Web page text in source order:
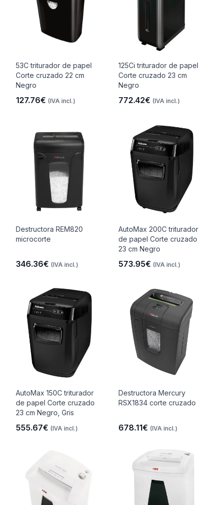
53C triturador de papel
Corte cruzado 22 cm
Negro
127.76€ (IVA incl.)
125Ci triturador de papel
Corte cruzado 23 cm
Negro
772.42€ (IVA incl.)
Destructora REM820
microcorte
346.36€ (IVA incl.)
AutoMax 200C triturador
de papel Corte cruzado
23 cm Negro
573.95€ (IVA incl.)
AutoMax 150C triturador
de papel Corte cruzado
23 cm Negro, Gris
555.67€ (IVA incl.)
Destructora Mercury
RSX1834 corte cruzado
678.11€ (IVA incl.)